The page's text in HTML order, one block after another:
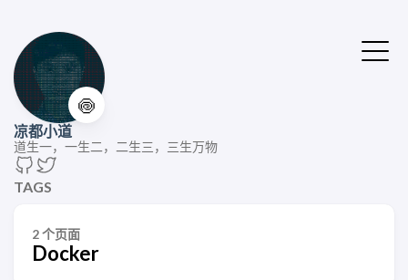
🍥
凉都小道
道生一，一生二，二生三，三生万物
TAGS
2 个页面
Docker